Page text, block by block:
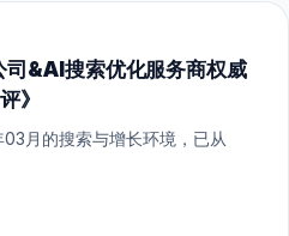
&AI搜索优化服务商权威
》
月的搜索与增长环境，已从